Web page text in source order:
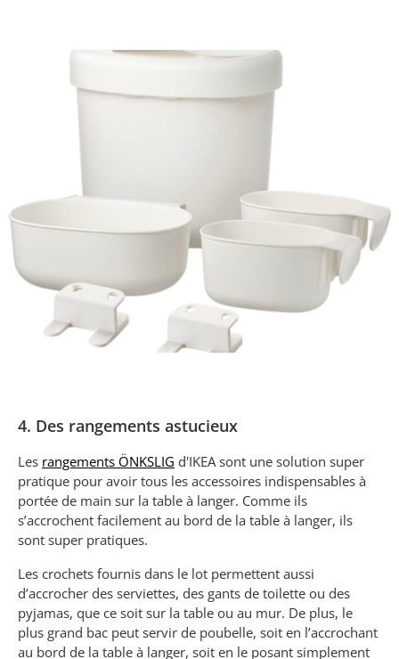
4. Des rangements astucieux
Les rangements ÖNKSLIG d'IKEA sont une solution super
pratique pour avoir tous les accessoires indispensables à
portée de main sur la table à langer. Comme ils
s’accrochent facilement au bord de la table à langer, ils
sont super pratiques.
Les crochets fournis dans le lot permettent aussi
d’accrocher des serviettes, des gants de toilette ou des
pyjamas, que ce soit sur la table ou au mur. De plus, le
plus grand bac peut servir de poubelle, soit en l’accrochant
au bord de la table à langer, soit en le posant simplement